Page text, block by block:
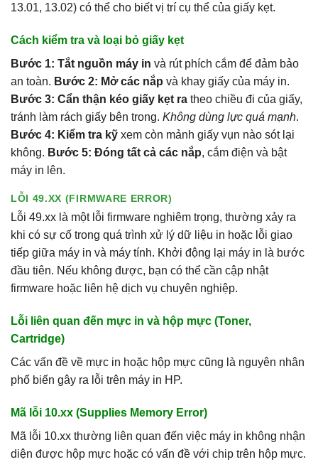
13.01, 13.02) có thể cho biết vị trí cụ thể của giấy kẹt.
Cách kiểm tra và loại bỏ giấy kẹt
Bước 1: Tắt nguồn máy in và rút phích cắm để đảm bảo
an toàn. Bước 2: Mở các nắp và khay giấy của máy in.
Bước 3: Cẩn thận kéo giấy kẹt ra theo chiều đi của giấy,
tránh làm rách giấy bên trong. Không dùng lực quá mạnh.
Bước 4: Kiểm tra kỹ xem còn mảnh giấy vụn nào sót lại
không. Bước 5: Đóng tất cả các nắp, cắm điện và bật
máy in lên.
LỖI 49.XX (FIRMWARE ERROR)
Lỗi 49.xx là một lỗi firmware nghiêm trọng, thường xảy ra
khi có sự cố trong quá trình xử lý dữ liệu in hoặc lỗi giao
tiếp giữa máy in và máy tính. Khởi động lại máy in là bước
đầu tiên. Nếu không được, bạn có thể cần cập nhật
firmware hoặc liên hệ dịch vụ chuyên nghiệp.
Lỗi liên quan đến mực in và hộp mực (Toner,
Cartridge)
Các vấn đề về mực in hoặc hộp mực cũng là nguyên nhân
phổ biến gây ra lỗi trên máy in HP.
Mã lỗi 10.xx (Supplies Memory Error)
Mã lỗi 10.xx thường liên quan đến việc máy in không nhận
diện được hộp mực hoặc có vấn đề với chip trên hộp mực.